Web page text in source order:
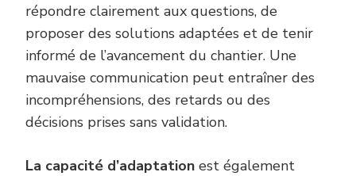
répondre clairement aux questions, de
proposer des solutions adaptées et de tenir
informé de l’avancement du chantier. Une
mauvaise communication peut entraîner des
incompréhensions, des retards ou des
décisions prises sans validation.
La capacité d’adaptation est également